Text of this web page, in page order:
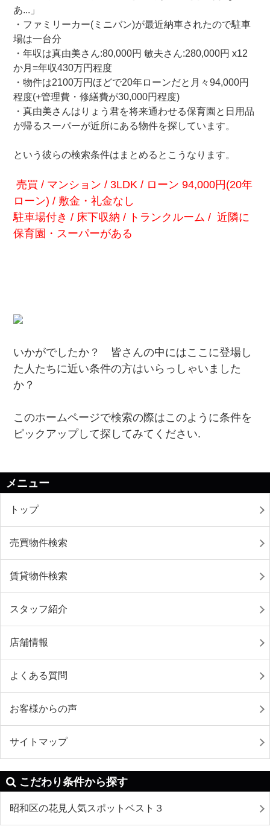
あ...」
・ファミリーカー(ミニバン)が最近納車されたので駐車
場は一台分
・年収は真由美さん:80,000円 敏夫さん:280,000円 x12
か月=年収430万円程度
・物件は2100万円ほどで20年ローンだと月々94,000円
程度(+管理費・修繕費が30,000円程度)
・真由美さんはりょう君を将来通わせる保育園と日用品
が帰るスーパーが近所にある物件を探しています。
という彼らの検索条件はまとめるとこうなります。
売買 / マンション / 3LDK / ローン 94,000円(20年
ローン) / 敷金・礼金なし
駐車場付き / 床下収納 / トランクルーム / 近隣に
保育園・スーパーがある
いかがでしたか？ 皆さんの中にはここに登場し
た人たちに近い条件の方はいらっしゃいました
か？
このホームページで検索の際はこのように条件を
ピックアップして探してみてください.
メニュー
トップ
売買物件検索
賃貸物件検索
スタッフ紹介
店舗情報
よくある質問
お客様からの声
サイトマップ
こだわり条件から探す
昭和区の花見人気スポットベスト３